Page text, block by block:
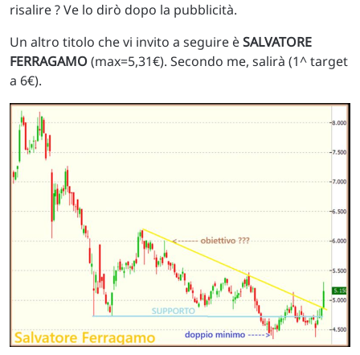
risalire ? Ve lo dirò dopo la pubblicità.
Un altro titolo che vi invito a seguire èSALVATORE
FERRAGAMO(max=5,31€). Secondo me, salirà (1^ target
a 6€).